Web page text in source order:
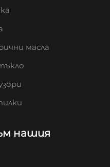
масла
нашия